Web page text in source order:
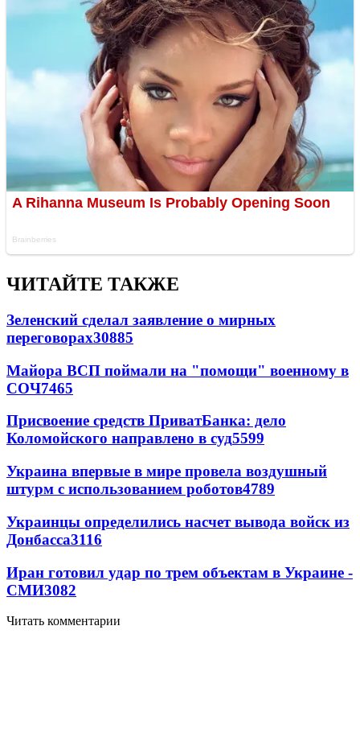
ЧИТАЙТЕ ТАКЖЕ
Зеленский сделал заявление о мирных
переговорах30885
Майора ВСП поймали на "помощи" военному в
СОЧ7465
Присвоение средств ПриватБанка: дело
Коломойского направлено в суд5599
Украина впервые в мире провела воздушный
штурм с использованием роботов4789
Украинцы определились насчет вывода войск из
Донбасса3116
Иран готовил удар по трем объектам в Украине -
СМИ3082
Читать комментарии